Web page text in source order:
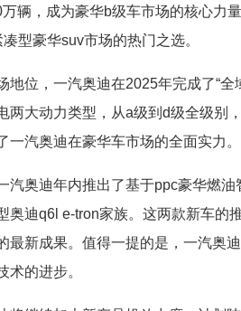
辆，成为豪华b级车市场的核心力
型豪华suv市场的热门之选。
地位，一汽奥迪在2025年完成了“
两大动力类型，从a级到d级全级别
一汽奥迪在豪华车市场的全面实力。
汽奥迪年内推出了基于ppc豪华燃
奥迪q6l e-tron家族。这两款新车的
最新成果。值得一提的是，一汽奥
术的进步。